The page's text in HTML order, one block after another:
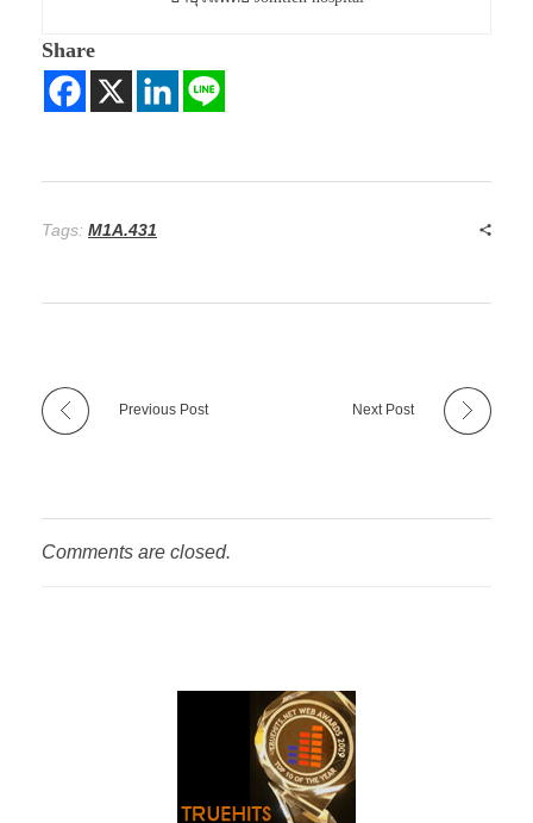
Share
Tags: M1A.431
Previous Post Next Post
Comments are closed.